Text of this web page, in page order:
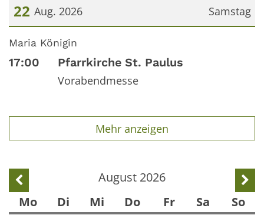
Samstag
22 Aug. 2026
Datum: 22. August 2026
Maria Königin
17:00 Pfarrkirche St. Paulus
Vorabendmesse
Mehr anzeigen
Vorherige Seite August 2026
Mo
Di Mi Do Fr Sa
So